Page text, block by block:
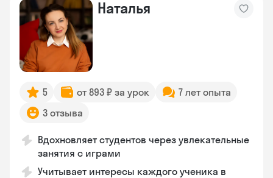
Наталья
5 от 893 ₽ за урок
7 лет опыта
3 отзыва
Вдохновляет студентов через увлекательные
занятия с играми
Учитывает интересы каждого ученика в